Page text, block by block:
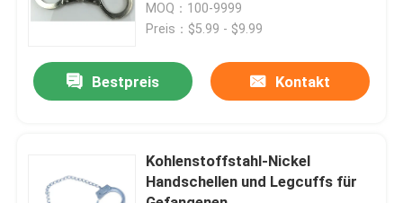
Neuigkeiten
Bitte um ein Angebot
Militärische taktische kugelsichere Weste
MOQ：100-9999
Preis：$5.99 - $9.99
Bestpreis Kontakt
Kohlenstoffstahl-Nickel
Handschellen und Legcuffs für